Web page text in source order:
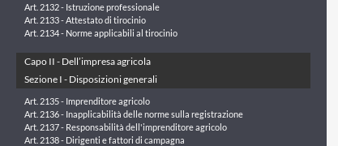
Art. 2132 - Istruzione professionale
Art. 2133 - Attestato di tirocinio
Art. 2134 - Norme applicabili al tirocinio
Capo II - Dell’impresa agricola
Sezione I - Disposizioni generali
Art. 2135 - Imprenditore agricolo
Art. 2136 - Inapplicabilità delle norme sulla registrazione
Art. 2137 - Responsabilità dell'imprenditore agricolo
Art. 2138 - Dirigenti e fattori di campagna